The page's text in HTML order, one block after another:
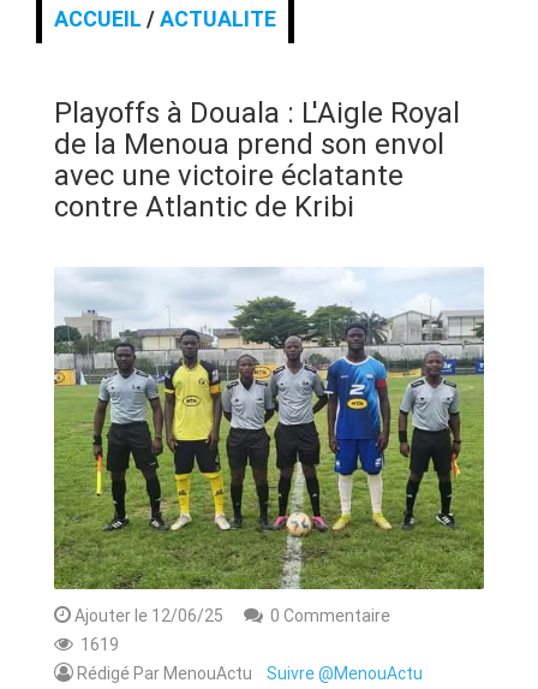
ACTUALITE
ALERTE
ANNONCE
ASSAINISSEMENT
BREAKING-NEWS
CAMEROUN
PLUS
ACCUEIL /ACTUALITE
Playoffs à Douala : L'Aigle Royal
de la Menoua prend son envol
avec une victoire éclatante
contre Atlantic de Kribi
Ajouter le 12/06/25
0 Commentaire
1619
Rédigé Par MenouActu Suivre @MenouActu